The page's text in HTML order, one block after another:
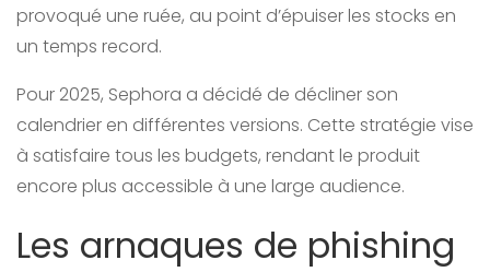
provoqué une ruée, au point d’épuiser les stocks en
un temps record.
Pour 2025, Sephora a décidé de décliner son
calendrier en différentes versions. Cette stratégie vise
à satisfaire tous les budgets, rendant le produit
encore plus accessible à une large audience.
Les arnaques de phishing